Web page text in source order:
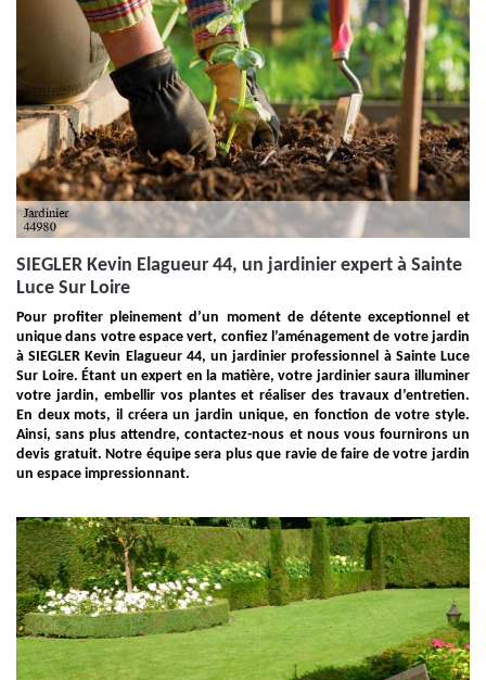
SIEGLER Kevin Elagueur 44, un jardinier expert à Sainte
Luce Sur Loire
Pour profiter pleinement d’un moment de détente exceptionnel et
unique dans votre espace vert, confiez l’aménagement de votre jardin
à SIEGLER Kevin Elagueur 44, un jardinier professionnel à Sainte Luce
Sur Loire. Étant un expert en la matière, votre jardinier saura illuminer
votre jardin, embellir vos plantes et réaliser des travaux d’entretien.
En deux mots, il créera un jardin unique, en fonction de votre style.
Ainsi, sans plus attendre, contactez-nous et nous vous fournirons un
devis gratuit. Notre équipe sera plus que ravie de faire de votre jardin
un espace impressionnant.